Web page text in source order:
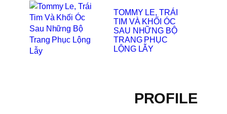
TOMMY LE, TRÁI
TIM VÀ KHỐI ÓC
SAU NHỮNG BỘ
TRANG PHỤC
LỘNG LẪY
PROFILE